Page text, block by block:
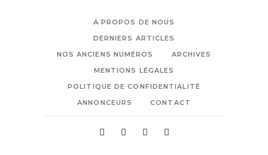
A PROPOS DE NOUS
DERNIERS ARTICLES
NOS ANCIENS NUMÉROS
ARCHIVES
MENTIONS LÉGALES
POLITIQUE DE CONFIDENTIALITÉ
ANNONCEURS
CONTACT